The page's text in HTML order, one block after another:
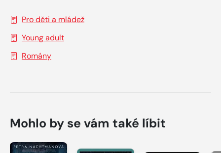
Pro děti a mládež
Young adult
Romány
Mohlo by se vám také líbit